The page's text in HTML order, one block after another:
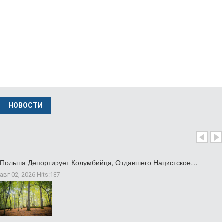
НОВОСТИ
Польша Депортирует Колумбийца, Отдавшего Нацистское…
авг 02, 2026 Hits:187